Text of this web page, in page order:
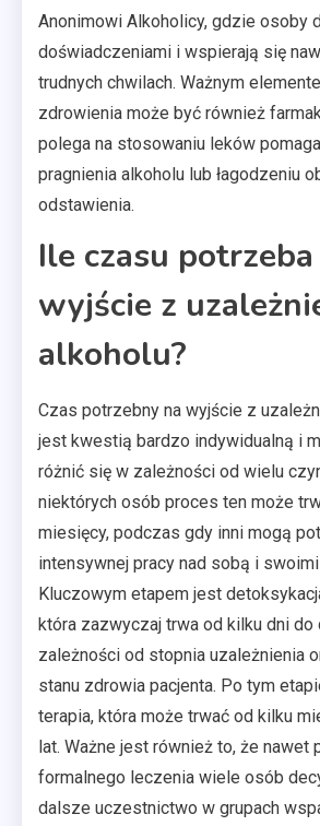
Anonimowi Alkoholicy, gdzie osoby
doświadczeniami i wspierają się
trudnych chwilach. Ważnym
zdrowienia może być również
polega na stosowaniu leków
pragnienia alkoholu lub łagodzeniu
odstawienia.
Ile czasu potrzeba
wyjście z
alkoholu?
Czas potrzebny na wyjście z
jest kwestią bardzo indywidualną i
różnić się w zależności od wielu
niektórych osób proces ten może
miesięcy, podczas gdy inni mogą
intensywnej pracy nad sobą i
Kluczowym etapem jest
która zazwyczaj trwa od kilku dni
zależności od stopnia uzależnienia
stanu zdrowia pacjenta. Po tym
terapia, która może trwać od kilku
lat. Ważne jest również to, że nawet
formalnego leczenia wiele osób
dalsze uczestnictwo w grupach